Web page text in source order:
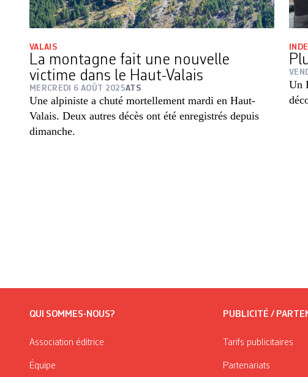
VALAIS
La montagne fait une nouvelle
victime dans le Haut-Valais
MERCREDI 6 AOÛT 2025ATS
Une alpiniste a chuté mortellement mardi en Haut-
Valais. Deux autres décès ont été enregistrés depuis
dimanche.
INDE
Un
QUI SOMMES-NOUS?
Association éditrice
Équipe
PUBLICITÉ /
Tarifs publicitaires
Partenariats